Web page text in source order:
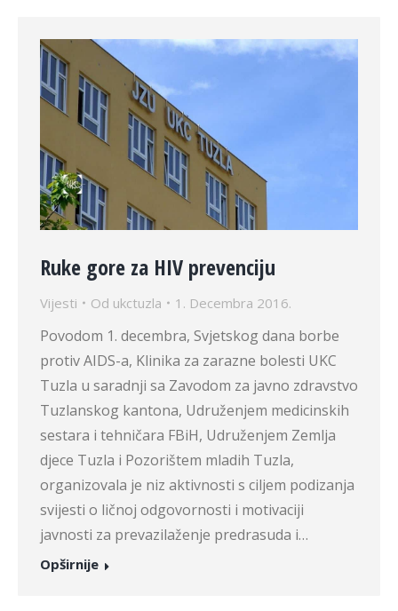
Ruke gore za HIV prevenciju
Vijesti Od ukctuzla 1. Decembra 2016.
Povodom 1. decembra, Svjetskog dana borbe
protiv AIDS-a, Klinika za zarazne bolesti UKC
Tuzla u saradnji sa Zavodom za javno zdravstvo
Tuzlanskog kantona, Udruženjem medicinskih
sestara i tehničara FBiH, Udruženjem Zemlja
djece Tuzla i Pozorištem mladih Tuzla,
organizovala je niz aktivnosti s ciljem podizanja
svijesti o ličnoj odgovornosti i motivaciji
javnosti za prevazilaženje predrasuda i…
Opširnije